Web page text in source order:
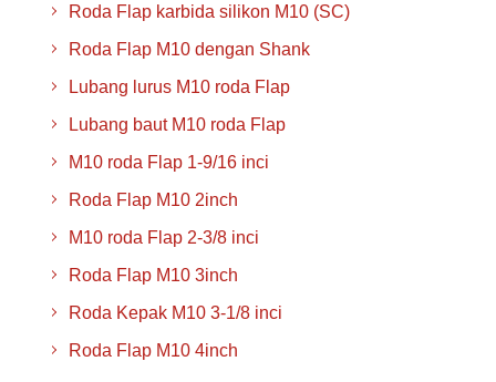
Roda Flap karbida silikon M10 (SC)
Roda Flap M10 dengan Shank
Lubang lurus M10 roda Flap
Lubang baut M10 roda Flap
M10 roda Flap 1-9/16 inci
Roda Flap M10 2inch
M10 roda Flap 2-3/8 inci
Roda Flap M10 3inch
Roda Kepak M10 3-1/8 inci
Roda Flap M10 4inch